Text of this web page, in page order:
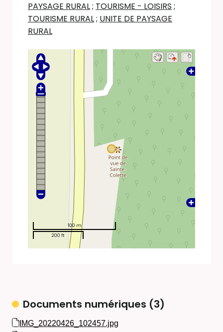
PAYSAGE RURAL; TOURISME - LOISIRS ;
TOURISME RURAL; UNITE DE PAYSAGE
RURAL
100 m
200 ft
Documents numériques (3)
IMG_20220426_102457.jpg